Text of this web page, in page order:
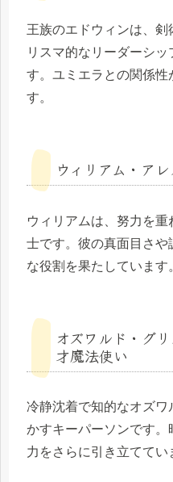
王族のエドウィンは、
リスマ的なリーダーシ
す。ユミエラとの関係性
す。
ウィリアム・ア
ウィリアムは、努力を重
士です。彼の真面目さ
な役割を果たしています
オズワルド・グ
才魔法使い
冷静沈着で知的なオズワ
かすキーパーソンです
力をさらに引き立ててい